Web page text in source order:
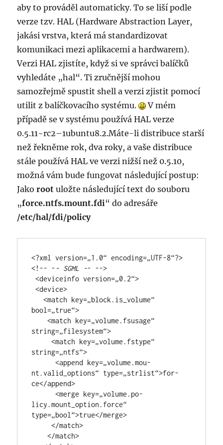
aby to prováděl automaticky. To se liší podle
verze tzv. HAL (Hardware Abstraction Layer,
jakási vrstva, která má standardizovat
komunikaci mezi aplikacemi a hardwarem).
Verzi HAL zjistíte, když si ve správci balíčků
vyhledáte „hal“. Ti zručnější mohou
samozřejmě spustit shell a verzi zjistit pomocí
utilit z balíčkovacího systému.
V mém
případě se v systému používá HAL verze
0.5.11~rc2–1ubuntu8.2.Máte-li distribuce starší
než řekněme rok, dva roky, a vaše distribuce
stále používá HAL ve verzi nižší než 0.5.10,
možná vám bude fungovat následující postup:
Jakoroot uložte následující text do souboru
„force.ntfs.mou­nt.fdi“ do adresáře
/etc/hal/fdi/po­licy
<?xml version=„1.0“ encoding=„UTF-8“?>
<!-- - - SGML -- -->
<deviceinfo version=„0.2“>
<device>
bool=„true“>
string=„filesys­tem“>
string=„ntfs“>
nt.valid_opti­ons“ type=„strlist“>for­
ce</append>
licy.mount_op­tion.force“
type=„bool“>tru­e</merge>